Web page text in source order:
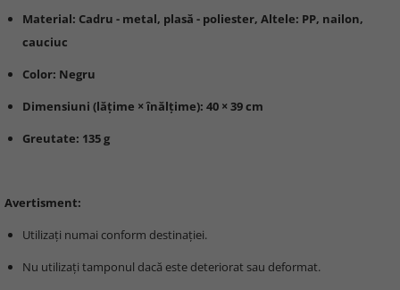
Material: Cadru - metal, plasă - poliester, Altele: PP, nailon,
cauciuc
Color: Negru
Dimensiuni (lățime × înălțime): 40 × 39 cm
Greutate: 135 g
Avertisment:
Utilizați numai conform destinației.
Nu utilizați tamponul dacă este deteriorat sau deformat.